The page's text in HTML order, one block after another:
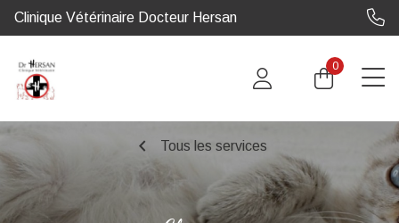
Clinique Vétérinaire Docteur Hersan
0
chevron_left Tous les services